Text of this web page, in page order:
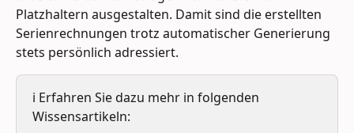
Platzhaltern ausgestalten. Damit sind die erstellten
Serienrechnungen trotz automatischer Generierung
stets persönlich adressiert.
ℹ️ Erfahren Sie dazu mehr in folgenden
Wissensartikeln: